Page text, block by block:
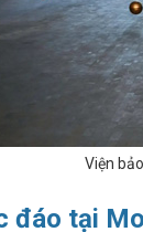
Viện
đáo tại